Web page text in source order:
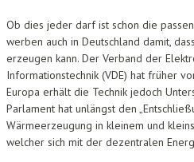
Ob dies jeder darf ist schon die
werben auch in Deutschland damit,
erzeugen kann. Der Verband der
Informationstechnik (VDE) hat früher
Europa erhält die Technik jedoch
Parlament hat unlängst den
Wärmeerzeugung in kleinem und
welcher sich mit der dezentralen